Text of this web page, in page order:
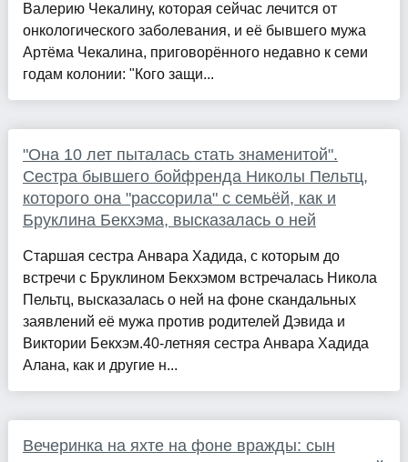
Валерию Чекалину, которая сейчас лечится от
онкологического заболевания, и её бывшего мужа
Артёма Чекалина, приговорённого недавно к семи
годам колонии: "Кого защи...
"Она 10 лет пыталась стать знаменитой".
Сестра бывшего бойфренда Николы Пельтц,
которого она "рассорила" с семьёй, как и
Бруклина Бекхэма, высказалась о ней
Старшая сестра Анвара Хадида, с которым до
встречи с Бруклином Бекхэмом встречалась Никола
Пельтц, высказалась о ней на фоне скандальных
заявлений её мужа против родителей Дэвида и
Виктории Бекхэм.40-летняя сестра Анвара Хадида
Алана, как и другие н...
Вечеринка на яхте на фоне вражды: сын